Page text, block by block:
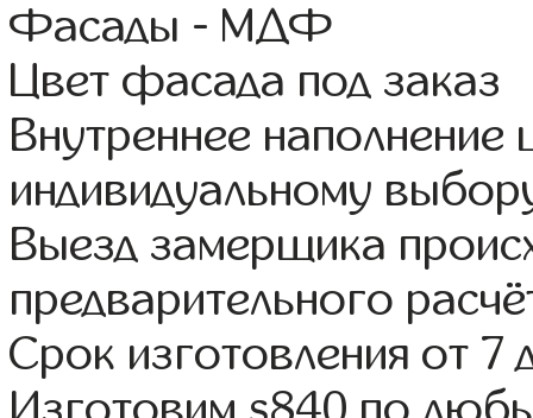
Фасады - МДФ
Цвет фасада под заказ
Внутреннее
индивидуальному
Выезд замерщика
предварительного
Срок изготовления от 7